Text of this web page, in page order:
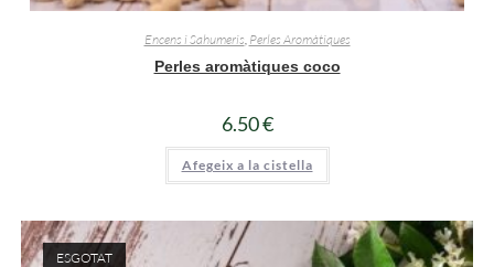
Encens i Sahumeris, Perles Aromàtiques
Perles aromàtiques coco
6.50€
Afegeix a la cistella
ESGOTAT